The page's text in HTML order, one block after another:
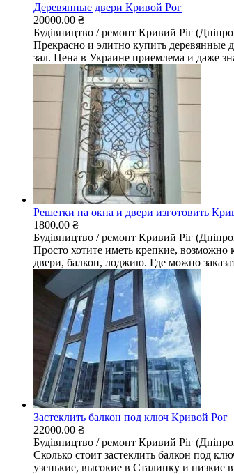
Деревянные двери Кривой Рог
20000.00 ₴
Будівництво / ремонт Кривий Ріг
Прекрасно и элитно купить
зал. Цена в Украине приемлема и даже
Решетки на окна и двери изготовить
1800.00 ₴
Будівництво / ремонт Кривий Ріг
Просто хотите иметь крепкие, возможно
двери, балкон, лоджию. Где можно
Застеклить балкон под ключ Кривой Рог
22000.00 ₴
Будівництво / ремонт Кривий Ріг
Сколько стоит застеклить балкон под
узенькие, высокие в Сталинку и низкие